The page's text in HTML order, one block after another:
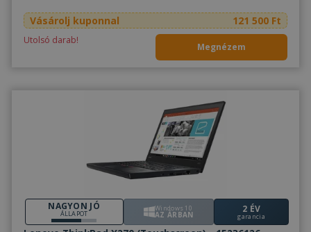
Vásárolj kuponnal 121 500 Ft
Utolsó darab!
Megnézem
NAGYON JÓ
ÁLLAPOT
Windows 10
AZ ÁRBAN 2 ÉV
garancia